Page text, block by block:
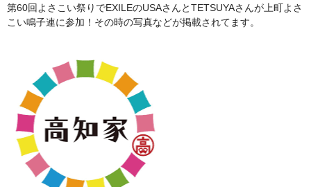
第60回よさこい祭りでEXILEのUSAさんとTETSUYAさんが上町よさ
こい鳴子連に参加！その時の写真などが掲載されてます。